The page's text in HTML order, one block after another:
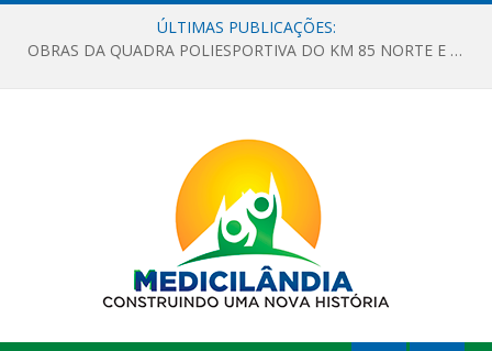
ÚLTIMAS PUBLICAÇÕES:
OBRAS DA QUADRA POLIESPORTIVA DO KM 85 NORTE E DA ESCOLA GASPAR VIANA AVANÇAM